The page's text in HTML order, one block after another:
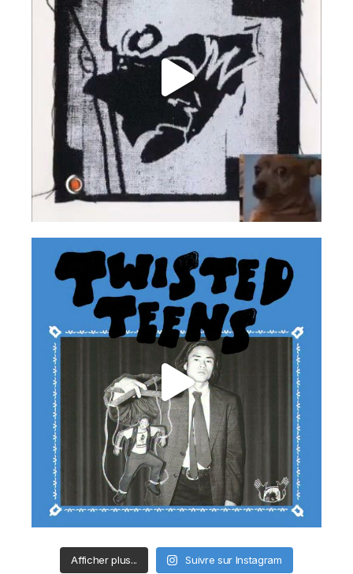
Afficher plus... Suivre sur Instagram